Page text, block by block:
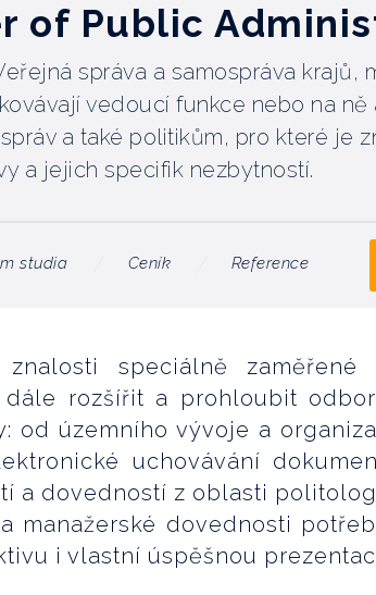
of Public
správa a samospráva krajů,
vedoucí funkce nebo na
a také politikům, pro které je
a jejich specifik nezbytností.
studia Ceník Reference
speciálně zaměřené
dále rozšířit a prohloubit
od územního vývoje a
uchovávání
a dovedností z oblasti
manažerské dovednosti
i vlastní úspěšnou